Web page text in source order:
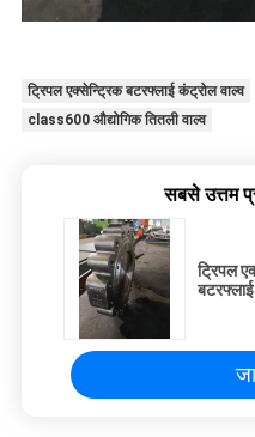
ट्रिपल एक्सेन्ट्रिक बटरफ्लाई कंट्रोल वाल्व
class600 औद्योगिक तितली वाल्व
सबसे उत्तम
ट्रिपल
बटरफ्लाई